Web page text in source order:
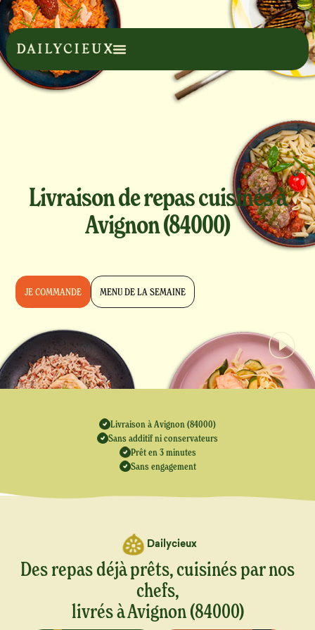
Livraison de repas cuisinés à
Avignon (84000)
JE COMMANDE MENU DE LA SEMAINE
Livraison à Avignon (84000)
Sans additif ni conservateurs
Prêt en 3 minutes
Sans engagement
Dailycieux
Des repas déjà prêts, cuisinés par nos
chefs,
livrés à Avignon (84000)